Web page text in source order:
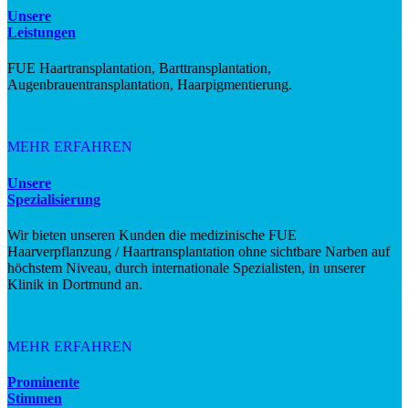
Unsere
Leistungen
FUE Haartransplantation, Barttransplantation,
Augenbrauentransplantation, Haarpigmentierung.
MEHR ERFAHREN
Unsere
Spezialisierung
Wir bieten unseren Kunden die medizinische FUE
Haarverpflanzung / Haartransplantation ohne sichtbare Narben auf
höchstem Niveau, durch internationale Spezialisten, in unserer
Klinik in Dortmund an.
MEHR ERFAHREN
Prominente
Stimmen